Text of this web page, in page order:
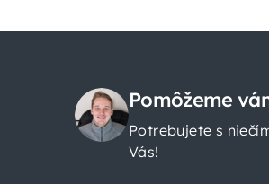
Pomôžeme
Potrebujete s
Vás!